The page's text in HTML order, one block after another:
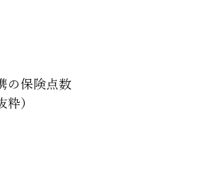
の保険点数
粋）